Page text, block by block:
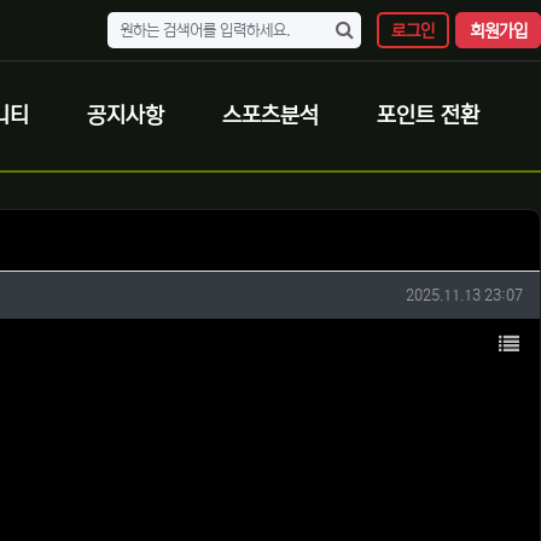
로그인 회원가입
티 공지사항 스포츠분석 포인트 전환
작성일
2025.11.13 23:07
목